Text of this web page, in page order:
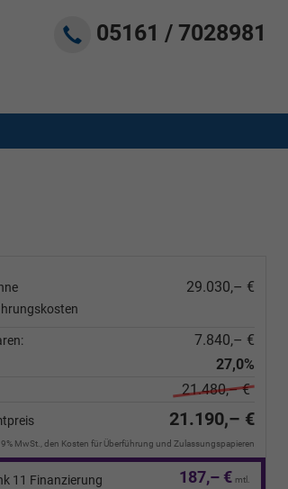
05161 / 7028981
29.030,– €
7.840,– €
27,0%
21.480,– €
21.190,– €
MwSt., den Kosten für Überführung und Zulassungspapieren
187,– € mtl.
11 Finanzierung